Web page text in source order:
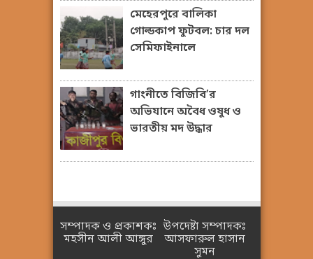
মেহেরপুরে বালিকা
গোল্ডকাপ ফুটবল: চার দল
সেমিফাইনালে
গাংনীতে বিজিবি’র
অভিযানে অবৈধ ওষুধ ও
ভারতীয় মদ উদ্ধার
সম্পাদক ও প্রকাশকঃ
মহসীন আলী আঙ্গুর
উপদেষ্টা সম্পাদকঃ
আসফারুল হাসান
সুমন